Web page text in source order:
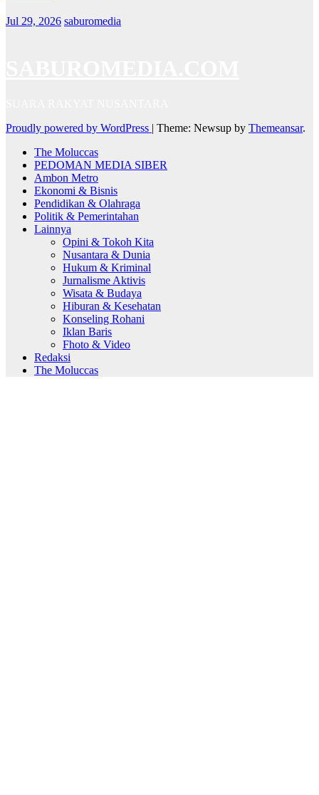
Jul 29, 2026 saburomedia
Proudly powered by WordPress | Theme: Newsup by Themeansar.
The Moluccas
PEDOMAN MEDIA SIBER
Ambon Metro
Ekonomi & Bisnis
Pendidikan & Olahraga
Politik & Pemerintahan
Lainnya
Opini & Tokoh Kita
Nusantara & Dunia
Hukum & Kriminal
Jurnalisme Aktivis
Wisata & Budaya
Hiburan & Kesehatan
Konseling Rohani
Iklan Baris
Fhoto & Video
Redaksi
The Moluccas